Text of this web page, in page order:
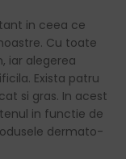
in ceea ce
Cu toate
iar alegerea
Exista patru
si gras. In acest
in functie de
dermato-